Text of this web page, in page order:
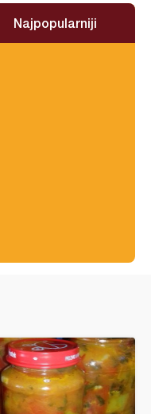
Najpopularniji